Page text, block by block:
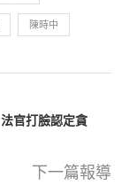
陳時中
官打臉認定貪
下一篇報導